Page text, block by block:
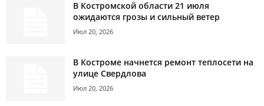
В Костромской области 21 июля
ожидаются грозы и сильный ветер
Июл 20, 2026
В Костроме начнется ремонт теплосети на
улице Свердлова
Июл 20, 2026